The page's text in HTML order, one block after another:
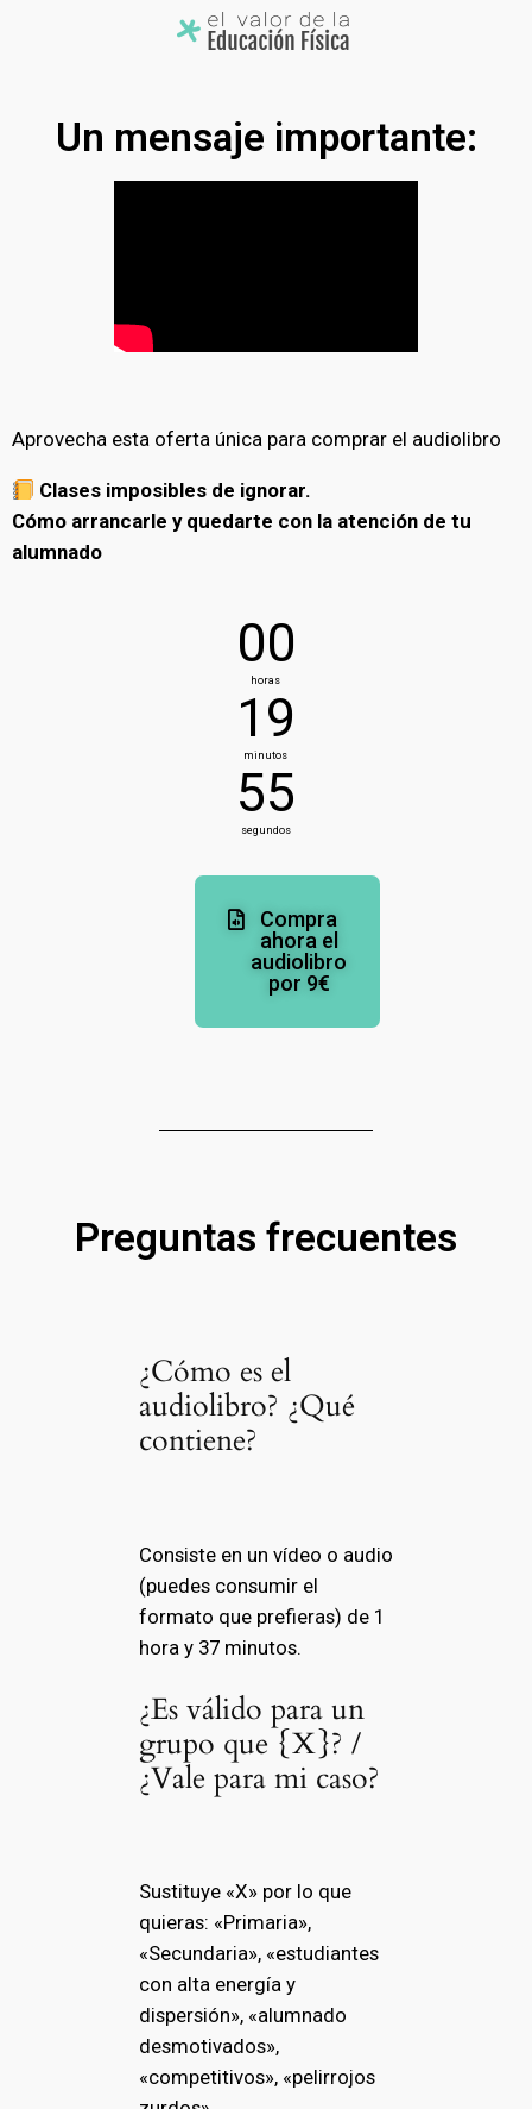
Un mensaje importante:
Aprovecha esta oferta única para comprar el audiolibro
Clases imposibles de ignorar.
Cómo arrancarle y quedarte con la atención de tu
alumnado
00
horas
19
minutos
55
segundos
Compra
ahora el
audiolibro
por 9€
Preguntas frecuentes
¿Cómo es el
audiolibro? ¿Qué
contiene?
Consiste en un vídeo o audio
(puedes consumir el
formato que prefieras) de 1
hora y 37 minutos.
¿Es válido para un
grupo que {X}? /
¿Vale para mi caso?
Sustituye «X» por lo que
quieras: «Primaria»,
«Secundaria», «estudiantes
con alta energía y
dispersión», «alumnado
desmotivados»,
«competitivos», «pelirrojos